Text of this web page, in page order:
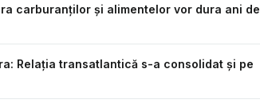
carburanților și alimentelor vor dura ani de
Relația transatlantică s-a consolidat și pe